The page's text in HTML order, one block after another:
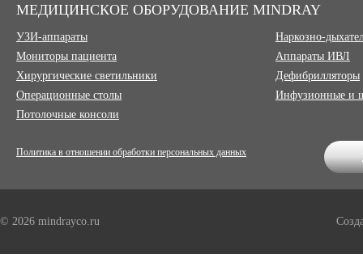
МЕДИЦИНСКОЕ ОБОРУДОВАНИЕ MINDRAY
УЗИ-аппараты
Мониторы пациента
Хирургические светильники
Операционные столы
Потолочные консоли
Наркозно-
Аппараты ИВЛ
Дефибрилляторы
Инфузионные и
Политика в отношении обработки персональных данных
© 2026 mindrayco.ru